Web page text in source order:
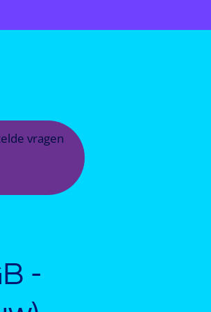
vragen
-